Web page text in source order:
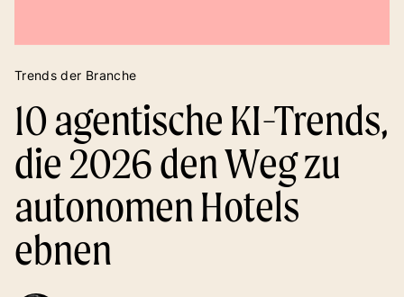
Trends der Branche
10 agentische KI-Trends,
die 2026 den Weg zu
autonomen Hotels
ebnen